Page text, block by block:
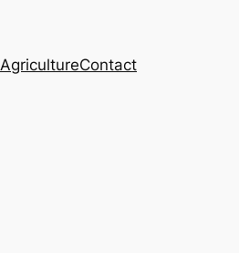
AgricultureContact